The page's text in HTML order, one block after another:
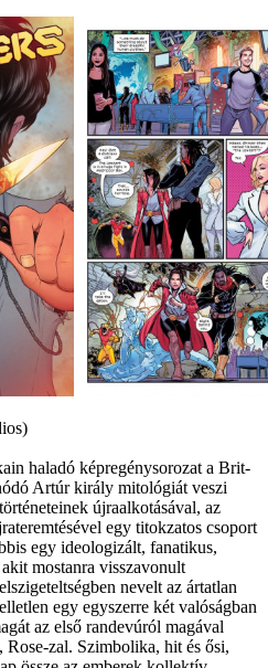
haladó képregénysorozat a Brit-
Artúr király mitológiát veszi
újraalkotásával, az
egy titokzatos csoport
egy ideologizált, fanatikus,
mostanra visszavonult
nevelt az ártatlan
egy egyszerre két valóságban
az első randevúról magával
Rose-zal. Szimbolika, hit és ősi,